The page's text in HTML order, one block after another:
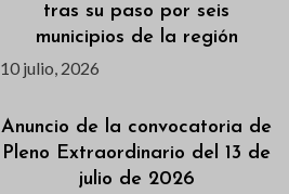
tras su paso por seis
municipios de la región
10 julio, 2026
Anuncio de la convocatoria de
Pleno Extraordinario del 13 de
julio de 2026